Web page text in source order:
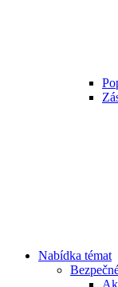
Nabídka témat